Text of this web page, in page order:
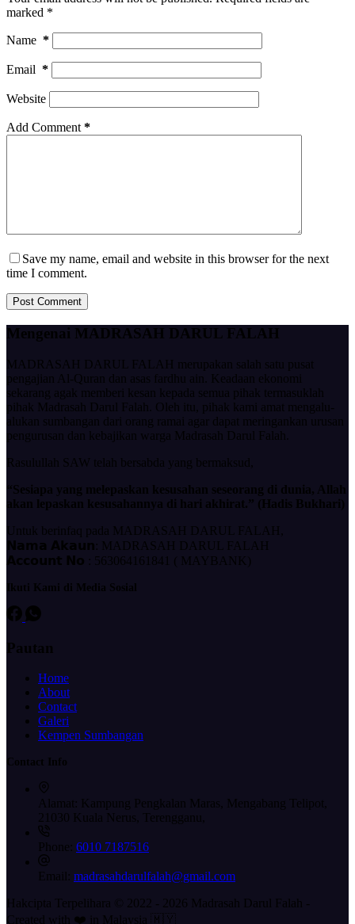
marked *
Name *
Email *
Website
Add Comment *
Save my name, email and website in this browser for the next
time I comment.
Post Comment
Mengenai MADRASAH DARUL FALAH
MADRASAH DARUL FALAH merupakan salah satu pusat
pengajian Al-Quran dan asas fardhu ain. Keadaan ekonomi
sekarang agak memberi kesan kepada semua pihak termasuklah
pihak Madrasah Darul Falah. Oleh itu, pihak kami amat mengalu-
alukan sumbangan dari orang ramai agar dapat meringankan urusan
pengurusan dan kebajikan warga Madrasah Darul Falah.
Rasulullah SAW telah bersabda yang bermaksud,
“Sesiapa yang melepaskan kesusahan seseorang di dunia, Allah
akan lepaskan kesusahannya di hari akhirat.” (Hadis Bukhari)
Untuk berinfaq pada MADRASAH DARUL FALAH,
𝗡𝗮𝗺𝗮 𝗔𝗸𝗮𝘂𝗻: MADRASAH DARUL FALAH
𝗔𝗰𝗰𝗼𝘂𝗻𝘁 𝗡𝗼 : 563064161841 ( MAYBANK)
Ikuti Kami di Media Sosial
Pautan
Home
About
Contact
Galeri
Kempen Sumbangan
Contact Info
Alamat: Kampung Pengkalan Maras, Mengabang Telipot,
21030 Kuala Nerus, Terengganu,
Phone: 6010 7187516
Email: madrasahdarulfalah@gmail.com
Hakcipta Terpelihara © 2022 - 2026 Madrasah Darul Falah -
Created with ❤️ in Malaysia 🇲🇾